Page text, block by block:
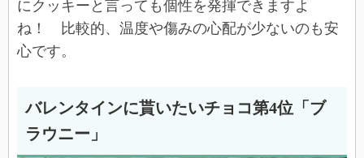
にクッキーと言っても個性を発揮できますよ
ね！ 比較的、温度や傷みの心配が少ないのも安
心です。
バレンタインに貰いたいチョコ第4位「ブ
ラウニー」